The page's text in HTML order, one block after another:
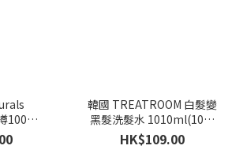
100粒)
)
韓國 TREATROOM 白髮變
黑髮洗髮水 1010ml(10月
上旬)
HK$109.00